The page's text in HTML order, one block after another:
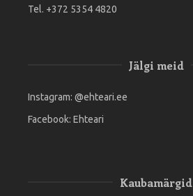
Tel. +372 5354 4820
Jälgi meid
Instagram: @ehteari.ee
Facebook: Ehteari
Kaubamärgid